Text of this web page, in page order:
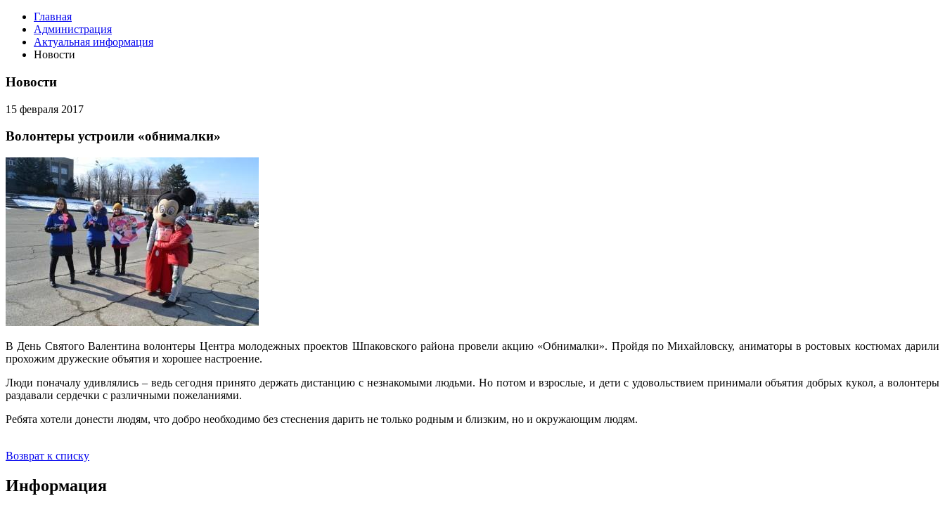
Главная
Администрация
Актуальная информация
Новости
Новости
15 февраля 2017
Волонтеры устроили «обнималки»
В День Святого Валентина волонтеры Центра молодежных проектов Шпаковского района провели акцию «Обнималки». Пройдя по Михайловску, аниматоры в ростовых костюмах дарили
прохожим дружеские объятия и хорошее настроение.
Люди поначалу удивлялись – ведь сегодня принято держать дистанцию с незнакомыми людьми. Но потом и взрослые, и дети с удовольствием принимали объятия добрых кукол, а волонтеры
раздавали сердечки с различными пожеланиями.
Ребята хотели донести людям, что добро необходимо без стеснения дарить не только родным и близким, но и окружающим людям.
Возврат к списку
Информация